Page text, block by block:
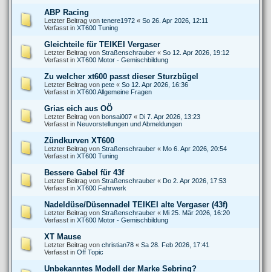
ABP Racing
Letzter Beitrag von tenere1972 « So 26. Apr 2026, 12:11
Verfasst in XT600 Tuning
Gleichteile für TEIKEI Vergaser
Letzter Beitrag von Straßenschrauber « So 12. Apr 2026, 19:12
Verfasst in XT600 Motor - Gemischbildung
Zu welcher xt600 passt dieser Sturzbügel
Letzter Beitrag von pete « So 12. Apr 2026, 16:36
Verfasst in XT600 Allgemeine Fragen
Grias eich aus OÖ
Letzter Beitrag von bonsai007 « Di 7. Apr 2026, 13:23
Verfasst in Neuvorstellungen und Abmeldungen
Zündkurven XT600
Letzter Beitrag von Straßenschrauber « Mo 6. Apr 2026, 20:54
Verfasst in XT600 Tuning
Bessere Gabel für 43f
Letzter Beitrag von Straßenschrauber « Do 2. Apr 2026, 17:53
Verfasst in XT600 Fahrwerk
Nadeldüse/Düsennadel TEIKEI alte Vergaser (43f)
Letzter Beitrag von Straßenschrauber « Mi 25. Mär 2026, 16:20
Verfasst in XT600 Motor - Gemischbildung
XT Mause
Letzter Beitrag von christian78 « Sa 28. Feb 2026, 17:41
Verfasst in Off Topic
Unbekanntes Modell der Marke Sebring?